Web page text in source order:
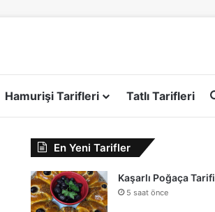
Hamurişi Tarifleri Tatlı Tarifleri
En Yeni Tarifler
Kaşarlı Poğaça Tarifi
5 saat önce